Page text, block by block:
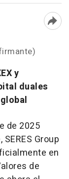
y
duales
de 2025
Group
en
de